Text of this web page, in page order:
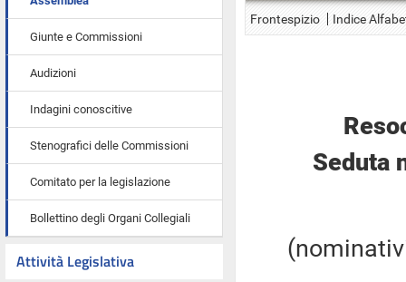
Giunte e Commissioni
Audizioni
Indagini conoscitive
Stenografici delle Commissioni
Comitato per la legislazione
Bollettino degli Organi Collegiali
Attività Legislativa
Frontespizio Indice
Seduta